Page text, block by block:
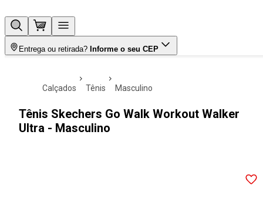
Entrega ou retirada? Informe o seu CEP
calçados tênis masculino
Tênis Skechers Go Walk Workout Walker
Ultra - Masculino